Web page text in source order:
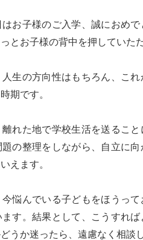
お子様のご入学、誠におめ
とお子様の背中を押していた
生の方向性はもちろん、こ
期です。
れた地で学校生活を送るこ
の整理をしながら、自立に
えます。
悩んでいる子どもをほうっ
ます。結果として、こうすれ
うか迷ったら、遠慮なく相談